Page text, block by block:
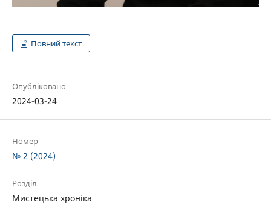
Повний текст
Опубліковано
2024-03-24
Номер
№ 2 (2024)
Розділ
Мистецька хроніка